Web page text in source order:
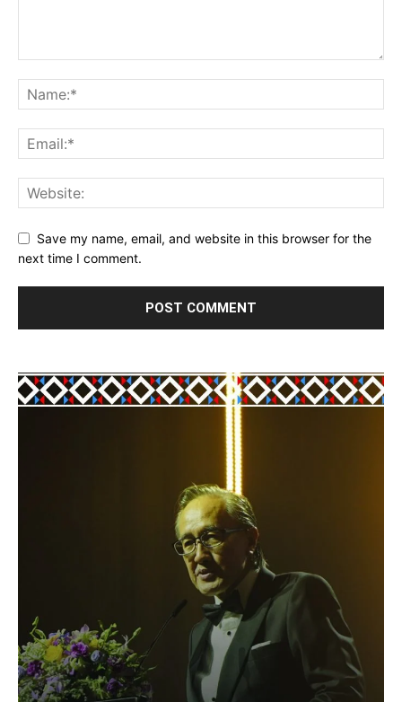
Save my name, email, and website in this browser for the
next time I comment.